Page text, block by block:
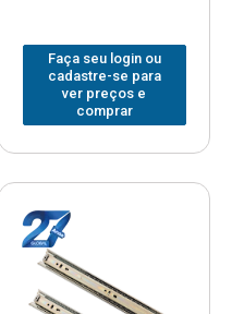
Faça seu login ou
cadastre-se para
ver preços e
comprar